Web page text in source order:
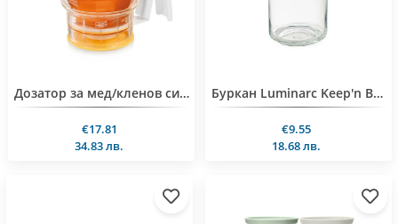
Дозатор за мед/кленов сироп Tescoma Delicia
€17.81
34.83 лв.
Буркан Luminarc Keep'n Box 1L
€9.55
18.68 лв.